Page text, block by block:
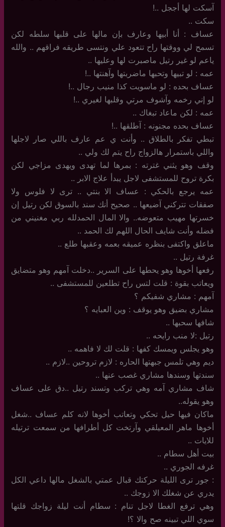
آسكت لها أججل ..!
سكت ..
عساف : أنا أبيها وعارف بإن مالها على قلبها سلطه لكن
تسمح لي ووقتها راح تتعود علي ونتسى طريقه فراقهم .. والله
ياعم لو غير رتيل ماصبرت لها وعليها ..
عمه : لو تبيها وتحبها ماضربتها وآهنتها ..!
عساف بحده : لو ماسويت كذا منيب رجال ..!
لو إني رخمه وآشوف مرتي وقلبها لغيري ..!
عمه : لكن ماعاد تبغاك ..
عساف بحده مجنونه : آطلقها ..!
تبطي تفكر بالطلاق .. وأنت ي عم عارف باللي صار لاجلها
واللي باستمرار هالزواج راح يتم لك ولي ..
وقف وهو يثني غترته : بمرها لما تهدى ويهدى مزاجي لكن
بكرة تروح للمستشفى لاجل يبدأ علاج الابر ..
عمه يرجع بالحكي : عساف الا بنتي .. ترى لا فلوس ولا
صفقات تتركني آضيعها .. صحيح أنك سند بالسوق لكن رتيل إن
خسرتها مهيب متعوضه.. والا المال الحمدلله ربي مغنيني من
فضله وأنت شايف الحال اللهم لك الحمد ..
ماعلق واكتفى بنظره عميقه بعمه وعقبها طلع ..
غرفة رتيل ..
رفعها أخوها وهو يحطها على السرير ..دخلت آمهم وهو متضايق
ويعاتب بقوة : قلت لتس راح تطلعين للمستشفى ..
آمهم : مشاري شفيكم ؟
مشاري بضيق وهو يوقف : وين العبايه ؟
شافها سحبها ..
رتيل :لا منب رايحه ..
وهو يجلس ويمسك كفها : قلت لك لا فاهمه ..
ديم وهي تلمس جبهتها الحاره : لازم تروحين ..لازم ..
سندتها وسندها مشاري غصب عنها ..
شاف مشاري آمه وهي تركب وتسند رتيل ..دق على عساف
وهو يقوله..
ماكان فيها حيل تحكي وتعاتب أخوها لانه كلم عساف ..شغل
أخوها ماهر المعيلقي وآرتخت كل أطرافها من سمعت ترتيله
للايات ..
بيت أهل سطام ..
غرفه الجوري ..
: جور ترى الليلة حركتك قبال عمتي بالشغل مالها داعي الكل
يدري عن شغلك الا زوجك ..
وهي ترفع الغطا لاجل تنام : سطام أنت ليلة زواجك قلتها
سوي اللي تبينه صح والا ؟!